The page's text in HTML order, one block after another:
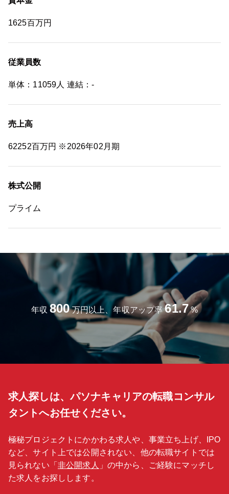
1625百万円
従業員数
単体：11059人 連結：-
売上高
62252百万円 ※2026年02月期
株式公開
プライム
年収 800 万円以上、年収アップ率 61.7 %
求人探しは、パソナキャリアの転職コンサル
タントへお任せください。
極秘プロジェクトにかかわる求人や、事業立ち上げ、IPO
など、サイト上では公開されない、他の転職サイトでは
見られない「 非公開求人 」の中から、ご経験にマッチし
た求人をお探しします。